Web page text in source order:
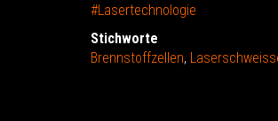
#Lasertechnologie
Stichworte
Brennstoffzellen,